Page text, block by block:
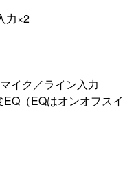
力×2
イク／ライン入力
（EQはオンオフスイ